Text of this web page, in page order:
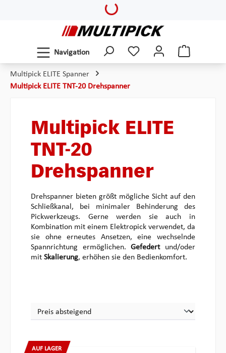
Loading...
Navigation
Multipick ELITE Spanner
Multipick ELITE TNT-20 Drehspanner
Multipick ELITE
TNT-20
Drehspanner
Drehspanner bieten größt mögliche Sicht auf den
Schließkanal, bei minimaler Behinderung des
Pickwerkzeugs. Gerne werden sie auch in
Kombination mit einem Elektropick verwendet, da
sie ohne erneutes Ansetzen, eine wechselnde
Spannrichtung ermöglichen.Gefedertund/oder
mit Skalierung, erhöhen sie den Bedienkomfort.
AUF LAGER